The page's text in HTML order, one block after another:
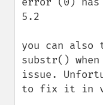
5.2
you can
substr()
issue.
to fix it in